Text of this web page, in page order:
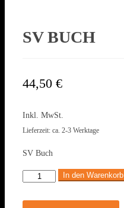
SV BUCH
44,50 €
Inkl. MwSt.
Lieferzeit: ca. 2-3 Werktage
SV Buch
In den Warenkorb